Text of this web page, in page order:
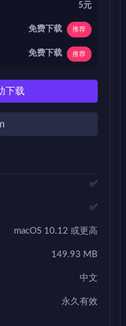
5元
免费下载 推荐
免费下载 推荐
下载
✅
✅
macOS 10.12 或更高
149.93 MB
中文
永久有效